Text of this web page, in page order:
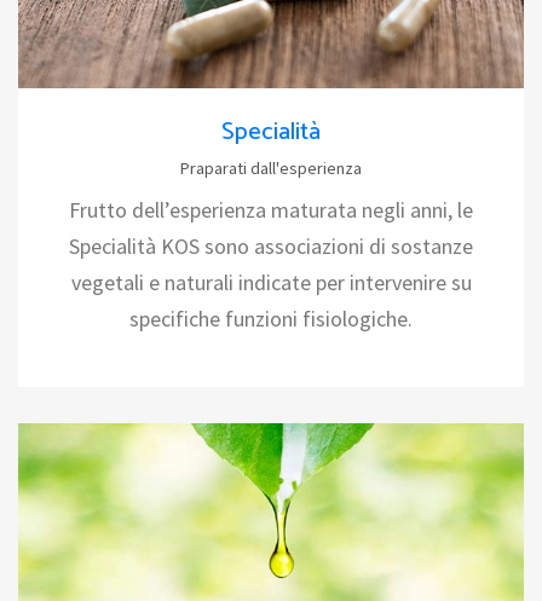
Specialità
Praparati dall'esperienza
Frutto dell’esperienza maturata negli anni, le
Specialità KOS sono associazioni di sostanze
vegetali e naturali indicate per intervenire su
specifiche funzioni fisiologiche.